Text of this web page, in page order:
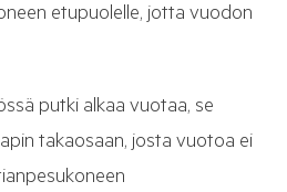
etupuolelle, jotta vuodon
putki alkaa vuotaa, se
takaosaan, josta vuotoa ei